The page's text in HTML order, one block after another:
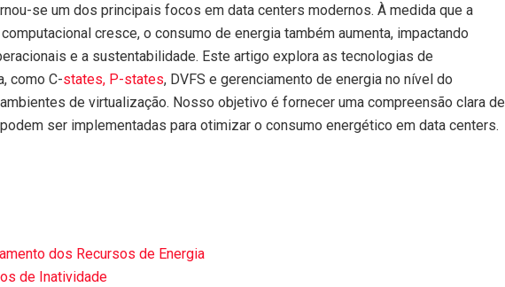
se um dos principais focos em data centers modernos. À medida que a
cresce, o consumo de energia também aumenta, impactando
e a sustentabilidade. Este artigo explora as tecnologias de
como C-states, P-states, DVFS e gerenciamento de energia no nível do
de virtualização. Nosso objetivo é fornecer uma compreensão clara de
ser implementadas para otimizar o consumo energético em data centers.
dos Recursos de Energia
de Inatividade